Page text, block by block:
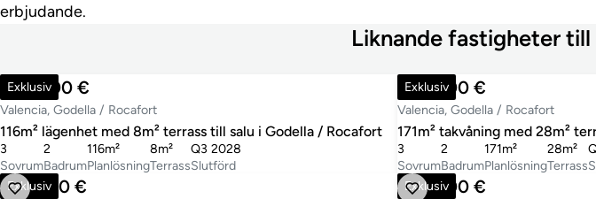
erbjudande.
Liknande fastigheter
Exklusiv
400 500 €
Valencia, Godella / Rocafort
116m² lägenhet med 8m² terrass till salu i Godella / Rocafort
Sovrum
3
Badrum
2
Planlösning
116m²
Terrass
8m²
Slutförd
Q3 2028
Exklusiv
520 000 €
Valencia, Godella / Rocafort
171m² takvåning med 28m²
Sovrum
3
Badrum
2
Planlösning
171m²
Terrass
28m²
Exklusiv
394 500 € Exklusiv
405 500 €